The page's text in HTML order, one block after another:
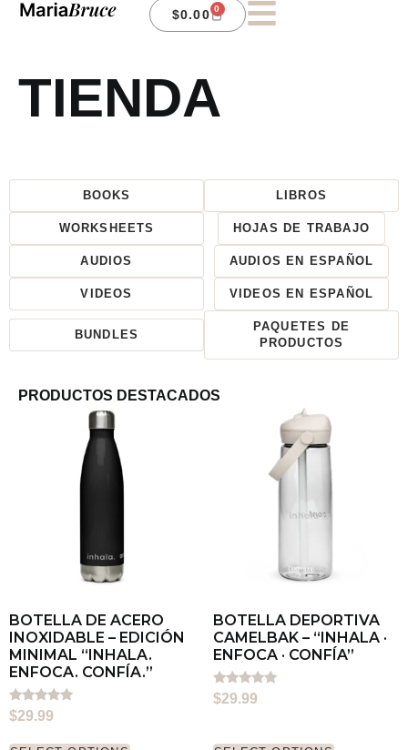
$0.00 0
TIENDA
BOOKS LIBROS
WORKSHEETS HOJAS DE TRABAJO
AUDIOS AUDIOS EN ESPAÑOL
VIDEOS VIDEOS EN ESPAÑOL
BUNDLES
PAQUETES DE
PRODUCTOS
PRODUCTOS DESTACADOS
BOTELLA DE ACERO
INOXIDABLE – EDICIÓN
MINIMAL “INHALA.
ENFOCA. CONFÍA.”
Rated
5.00
$29.99
BOTELLA DEPORTIVA
CAMELBAK – “INHALA ·
ENFOCA · CONFÍA”
Rated
5.00
$29.99